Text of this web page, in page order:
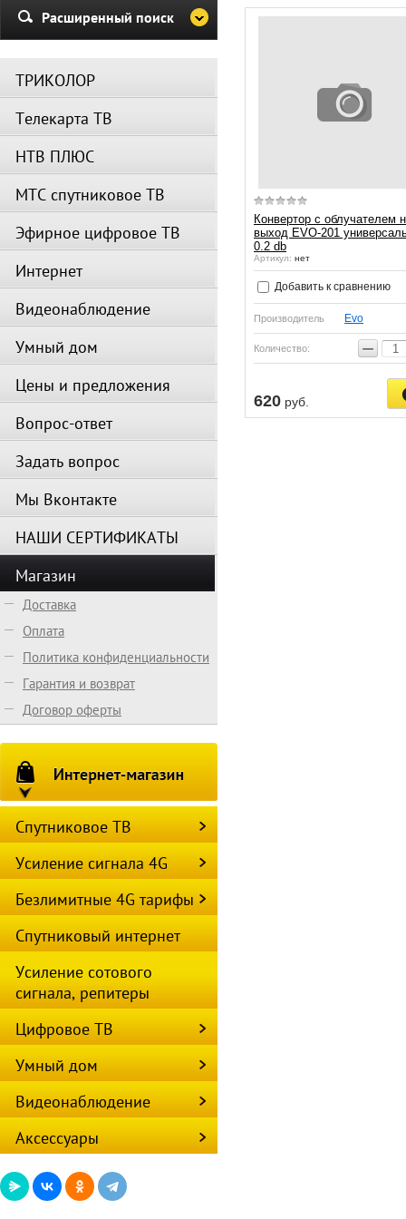
Убедительная просьба в
Вещание телеканалов и
сервисов возобновится
автоматически по завершении
Конвертор с облучателем
выход EVO-201
0.2 db
Артикул: нет
Добавить к сравнению
Производитель Evo
Количество: −
620 руб.
Расширенный поиск
ТРИКОЛОР
Телекарта ТВ
НТВ ПЛЮС
МТС спутниковое ТВ
Эфирное цифровое ТВ
Интернет
Видеонаблюдение
Умный дом
Цены и предложения
Вопрос-ответ
Задать вопрос
Мы Вконтакте
НАШИ СЕРТИФИКАТЫ
Магазин
Доставка
Оплата
Политика конфиденциальности
Гарантия и возврат
Договор оферты
Спутниковое ТВ
Усиление сигнала 4G
Безлимитные 4G тарифы
Спутниковый интернет
Усиление сотового
сигнала, репитеры
Цифровое ТВ
Умный дом
Видеонаблюдение
Аксессуары